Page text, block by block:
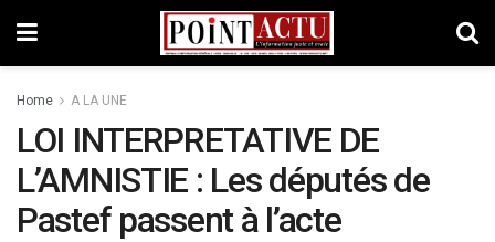
Home A LA UNE
LOI INTERPRETATIVE DE
L’AMNISTIE : Les députés de
Pastef passent à l’acte